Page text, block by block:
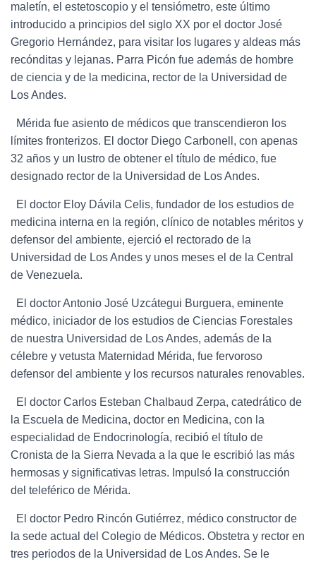
maletín, el estetoscopio y el tensiómetro, este último
introducido a principios del siglo XX por el doctor José
Gregorio Hernández, para visitar los lugares y aldeas más
recónditas y lejanas. Parra Picón fue además de hombre
de ciencia y de la medicina, rector de la Universidad de
Los Andes.
Mérida fue asiento de médicos que transcendieron los
límites fronterizos. El doctor Diego Carbonell, con apenas
32 años y un lustro de obtener el título de médico, fue
designado rector de la Universidad de Los Andes.
El doctor Eloy Dávila Celis, fundador de los estudios de
medicina interna en la región, clínico de notables méritos y
defensor del ambiente, ejerció el rectorado de la
Universidad de Los Andes y unos meses el de la Central
de Venezuela.
El doctor Antonio José Uzcátegui Burguera, eminente
médico, iniciador de los estudios de Ciencias Forestales
de nuestra Universidad de Los Andes, además de la
célebre y vetusta Maternidad Mérida, fue fervoroso
defensor del ambiente y los recursos naturales renovables.
El doctor Carlos Esteban Chalbaud Zerpa, catedrático de
la Escuela de Medicina, doctor en Medicina, con la
especialidad de Endocrinología, recibió el título de
Cronista de la Sierra Nevada a la que le escribió las más
hermosas y significativas letras. Impulsó la construcción
del teleférico de Mérida.
El doctor Pedro Rincón Gutiérrez, médico constructor de
la sede actual del Colegio de Médicos. Obstetra y rector en
tres periodos de la Universidad de Los Andes. Se le